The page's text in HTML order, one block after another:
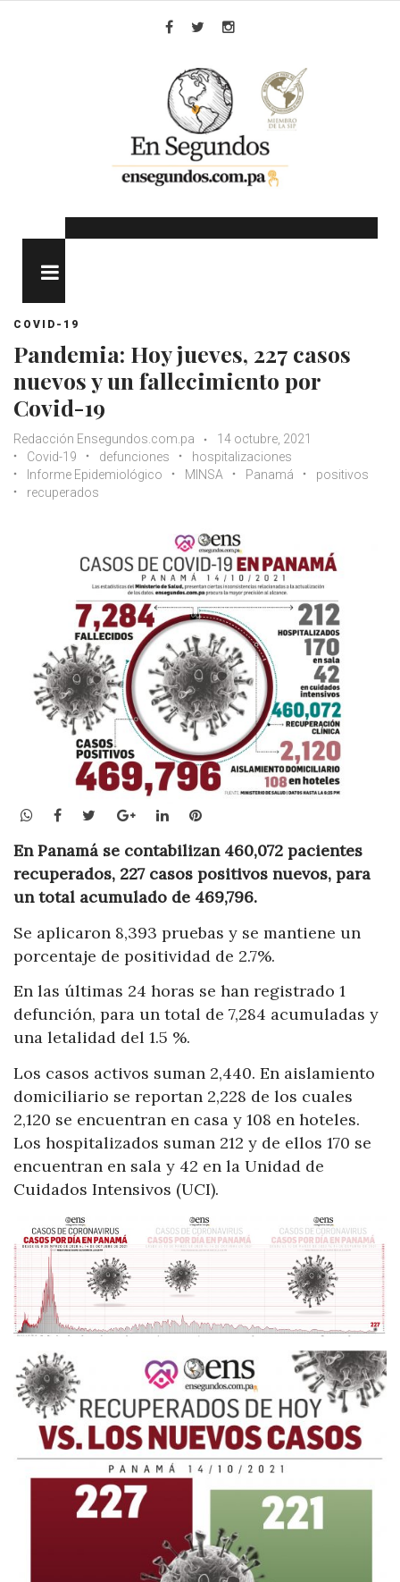
COVID-19
Pandemia: Hoy jueves, 227 casos
nuevos y un fallecimiento por
Covid-19
Redacción Ensegundos.com.pa
14 octubre, 2021
Covid-19
defunciones
hospitalizaciones
Informe Epidemiológico
MINSA Panamá
positivos
recuperados
WhatsApp
Facebook
TwitterGoogle+LinkedInPinterest
En Panamá se contabilizan 460,072 pacientes
recuperados, 227 casos positivos nuevos, para
un total acumulado de 469,796.
Se aplicaron 8,393 pruebas y se mantiene un
porcentaje de positividad de 2.7%.
En las últimas 24 horas se han registrado 1
defunción, para un total de 7,284 acumuladas y
una letalidad del 1.5 %.
Los casos activos suman 2,440. En aislamiento
domiciliario se reportan 2,228 de los cuales
2,120 se encuentran en casa y 108 en hoteles.
Los hospitalizados suman 212 y de ellos 170 se
encuentran en sala y 42 en la Unidad de
Cuidados Intensivos (UCI).